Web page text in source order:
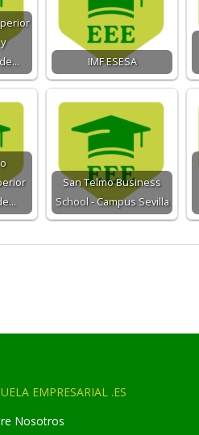
IMF ESESA
San Telmo Business
School - Campus Sevilla
EMPRESARIAL .ES
Nosotros